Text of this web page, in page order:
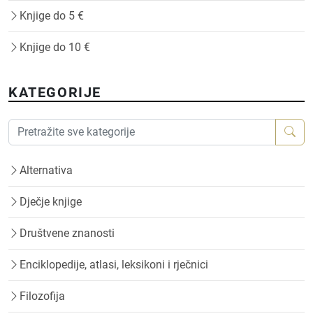
Knjige do 5 €
Knjige do 10 €
KATEGORIJE
Alternativa
Dječje knjige
Društvene znanosti
Enciklopedije, atlasi, leksikoni i rječnici
Filozofija